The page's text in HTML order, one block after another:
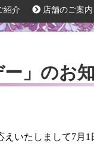
紹介 店舗のご案内
ー」のお
いたしまして7月1